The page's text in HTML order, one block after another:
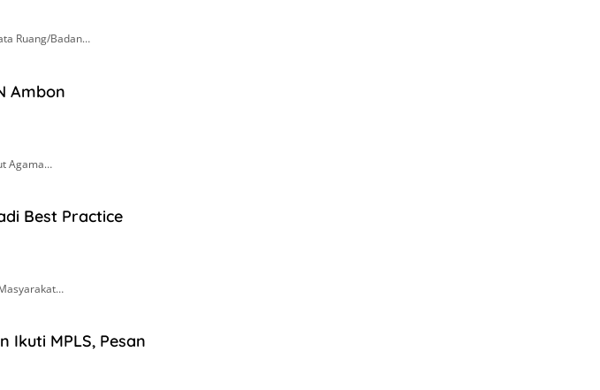
Ruang/Badan…
Ambon
Agama…
Best Practice
Ikuti MPLS, Pesan